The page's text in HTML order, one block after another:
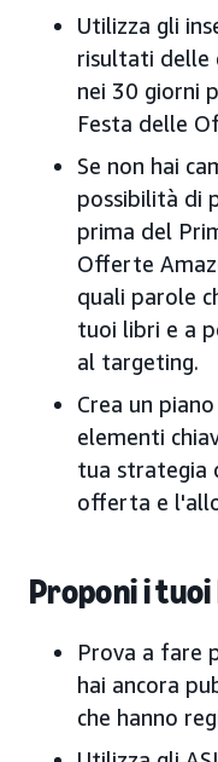
Utilizza gli
risultati delle
nei 30 giorni
Festa delle
Se non hai
possibilità di
prima del
Offerte
quali parole
tuoi libri e a
al targeting.
Crea un
elementi
tua strategia
offerta e
Proponi i
Prova a fare
hai ancora
che hanno